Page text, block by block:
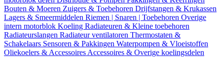
Bouten & Moeren Zuigers & Toebehoren Drijfstangen & Krukassen
Lagers & Smeermiddelen Riemen | Snaren | Toebehoren Overige
intern motorblok Koeling Radiateuren & Kleine toebehoren
Radiateurslangen Radiateur ventilatoren Thermostaten &
Schakelaars Sensoren & Pakkingen Waterpompen & Vloeistoffen
Oliekoelers & Accessoires Accessoires & Overige koelingsdelen